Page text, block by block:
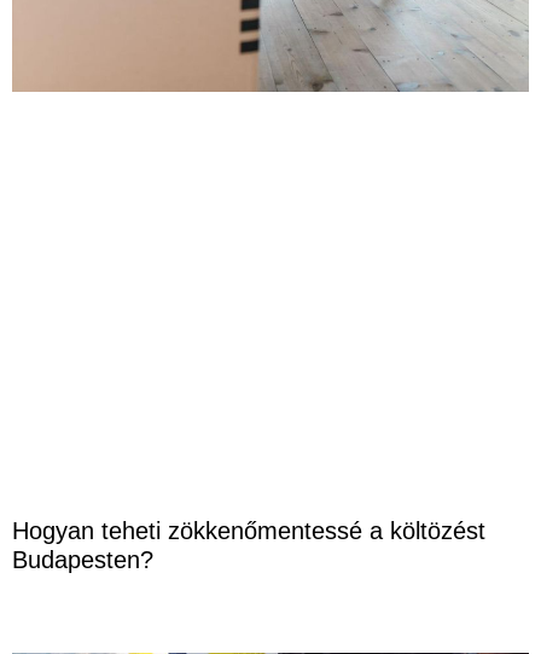
Hogyan teheti zökkenőmentessé a költözést
Budapesten?